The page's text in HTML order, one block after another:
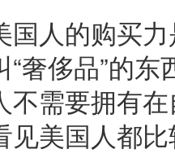
国人的购买
奢侈品”的
不需要拥有
见美国人都